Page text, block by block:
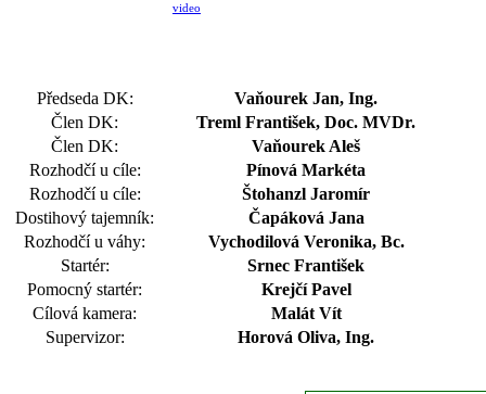
video
Předseda DK:
Vaňourek Jan, Ing.
Člen DK:
Treml František, Doc. MVDr.
Člen DK:
Vaňourek Aleš
Rozhodčí u cíle:
Pínová Markéta
Rozhodčí u cíle:
Štohanzl Jaromír
Dostihový tajemník:
Čapáková Jana
Rozhodčí u váhy:
Vychodilová Veronika, Bc.
Startér:
Srnec František
Pomocný startér:
Krejčí Pavel
Cílová kamera:
Malát Vít
Supervizor:
Horová Oliva, Ing.